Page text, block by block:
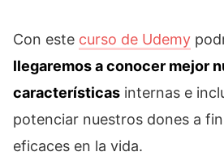
Con este curso de Udemy
llegaremos a conocer mejor
características internas e
potenciar nuestros dones a
eficaces en la vida.